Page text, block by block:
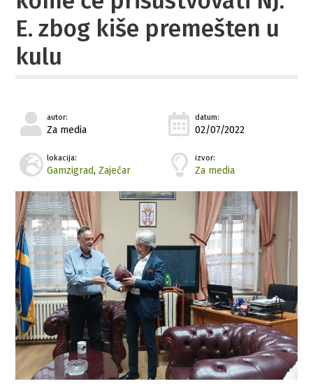
E. zbog kiše premešten u
kulu
autor:
Za media
datum:
02/07/2022
lokacija:
Gamzigrad,Zaječar
izvor:
Za media